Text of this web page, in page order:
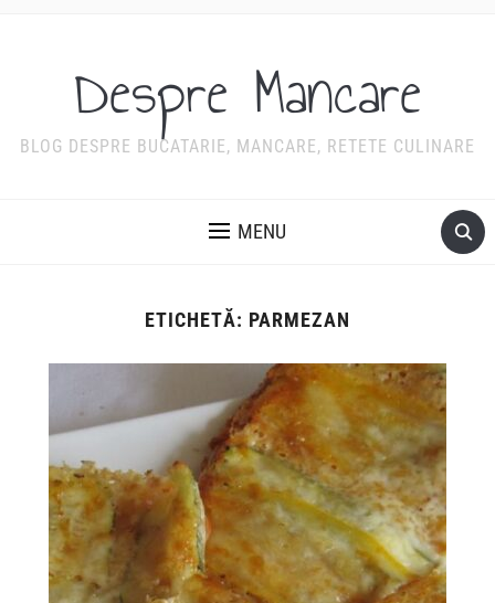
Despre Mancare
BLOG DESPRE BUCATARIE, MANCARE, RETETE CULINARE
MENU
ETICHETĂ: PARMEZAN